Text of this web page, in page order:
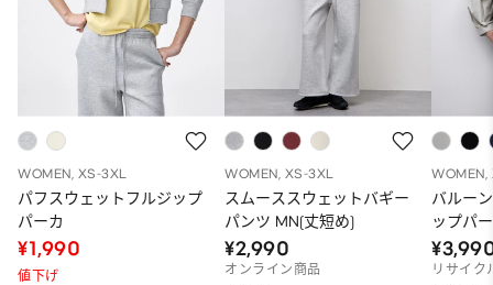
WOMEN, XS-3XL
パフスウェットフルジップ
パーカ
¥1,990
値下げ
WOMEN, XS-3XL
スムーススウェットバギー
パンツ MN(丈短め)
¥2,990
オンライン商品
WOMEN,
バルー
ップパ
オーバ
リサイク